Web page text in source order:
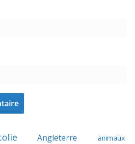
Angleterre animaux